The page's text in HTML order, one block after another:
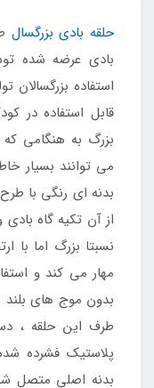
حلقه بادی بزرگسال
بادی عرضه شده
استفاده
قابل استفاده در
بزرگ به هنگامی که
می توانند بسیار
بدنه ای رنگی با
از آن تکیه گاه بادی
نسبتا بزرگ اما با
مهار می کند و
بدون موج های
طرف این حلقه ،
پلاستیک فشرده
بدنه اصلی متصل